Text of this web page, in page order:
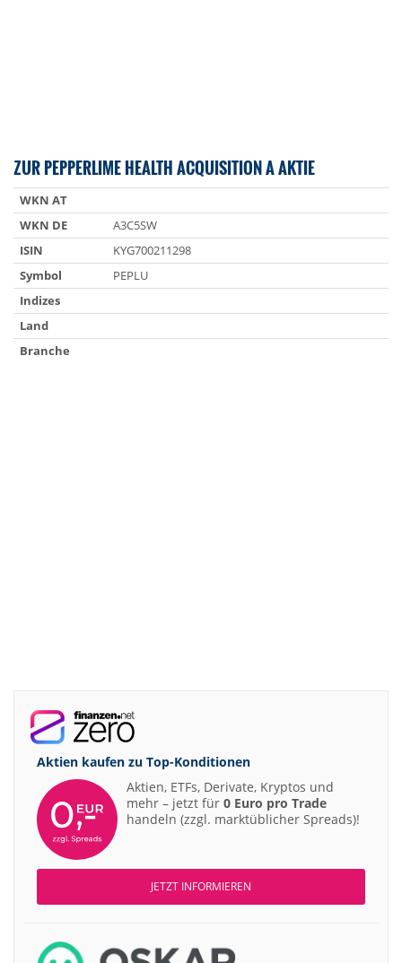
ZUR PEPPERLIME HEALTH ACQUISITION A AKTIE
WKN AT
WKN DE
A3C5SW
ISIN
KYG700211298
Symbol
PEPLU
Indizes
Land
Branche
Aktien kaufen zu Top-Konditionen
Aktien, ETFs, Derivate, Kryptos und
mehr – jetzt für 0 Euro pro Trade
handeln (zzgl. marktüblicher Spreads)!
JETZT INFORMIEREN